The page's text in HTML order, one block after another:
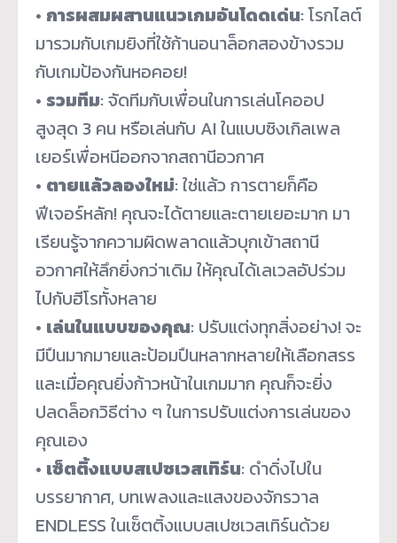
• การผสมผสานแนวเกมอันโดดเด่น: โรกไลต์
มารวมกับเกมยิงที่ใช้ก้านอนาล็อกสองข้างรวม
กับเกมป้องกันหอคอย!
• รวมทีม: จัดทีมกับเพื่อนในการเล่นโคออป
สูงสุด 3 คน หรือเล่นกับ AI ในแบบซิงเกิลเพล
เยอร์เพื่อหนีออกจากสถานีอวกาศ
• ตายแล้วลองใหม่: ใช่แล้ว การตายก็คือ
ฟีเจอร์หลัก! คุณจะได้ตายและตายเยอะมาก มา
เรียนรู้จากความผิดพลาดแล้วบุกเข้าสถานี
อวกาศให้ลึกยิ่งกว่าเดิม ให้คุณได้เลเวลอัปร่วม
ไปกับฮีโรทั้งหลาย
• เล่นในแบบของคุณ: ปรับแต่งทุกสิ่งอย่าง! จะ
มีปืนมากมายและป้อมปืนหลากหลายให้เลือกสรร
และเมื่อคุณยิ่งก้าวหน้าในเกมมาก คุณก็จะยิ่ง
ปลดล็อกวิธีต่าง ๆ ในการปรับแต่งการเล่นของ
คุณเอง
• เซ็ตติ้งแบบสเปซเวสเทิร์น: ดำดิ่งไปใน
บรรยากาศ, บทเพลงและแสงของจักรวาล
ENDLESS ในเซ็ตติ้งแบบสเปซเวสเทิร์นด้วย